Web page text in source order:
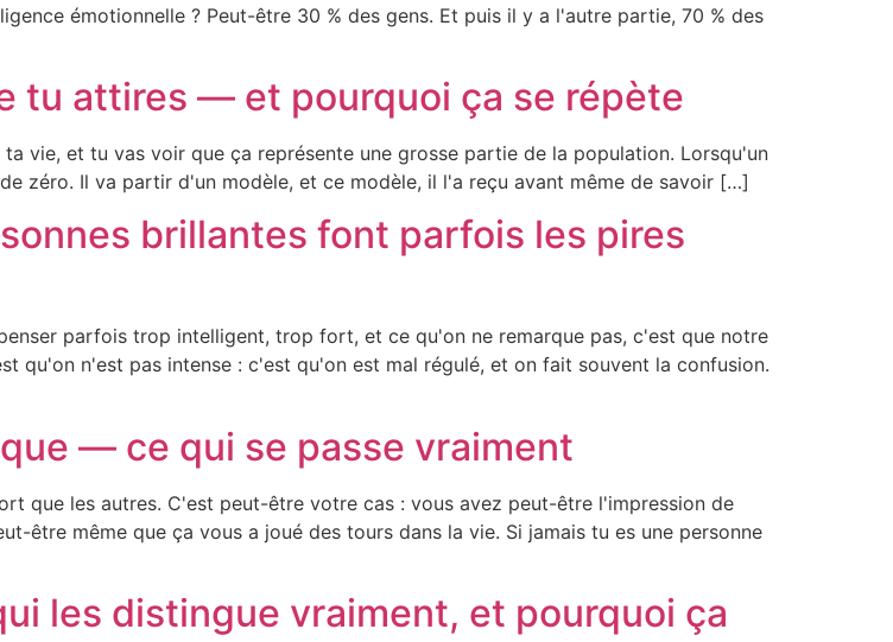
émotionnelle ? Peut-être 30 % des gens. Et puis il y a l'autre partie, 70 % des
tu attires — et pourquoi ça se répète
vie, et tu vas voir que ça représente une grosse partie de la population. Lorsqu'un
zéro. Il va partir d'un modèle, et ce modèle, il l'a reçu avant même de savoir […]
brillantes font parfois les pires
parfois trop intelligent, trop fort, et ce qu'on ne remarque pas, c'est que notre
qu'on n'est pas intense : c'est qu'on est mal régulé, et on fait souvent la confusion.
— ce qui se passe vraiment
que les autres. C'est peut-être votre cas : vous avez peut-être l'impression de
être même que ça vous a joué des tours dans la vie. Si jamais tu es une personne
les distingue vraiment, et pourquoi ça